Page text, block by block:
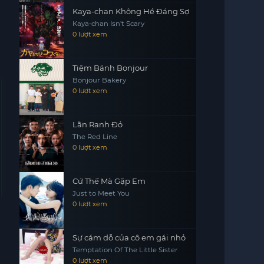
Kaya-chan Không Hề Đáng Sợ
Kaya-chan Isn't Scary
0 lượt xem
Tiệm Bánh Bonjour
Bonjour Bakery
0 lượt xem
Lằn Ranh Đỏ
The Red Line
0 lượt xem
Cứ Thế Mà Gặp Em
Just to Meet You
0 lượt xem
Sự cám dỗ của cô em gái nhỏ
Temptation Of The Little Sister
0 lượt xem